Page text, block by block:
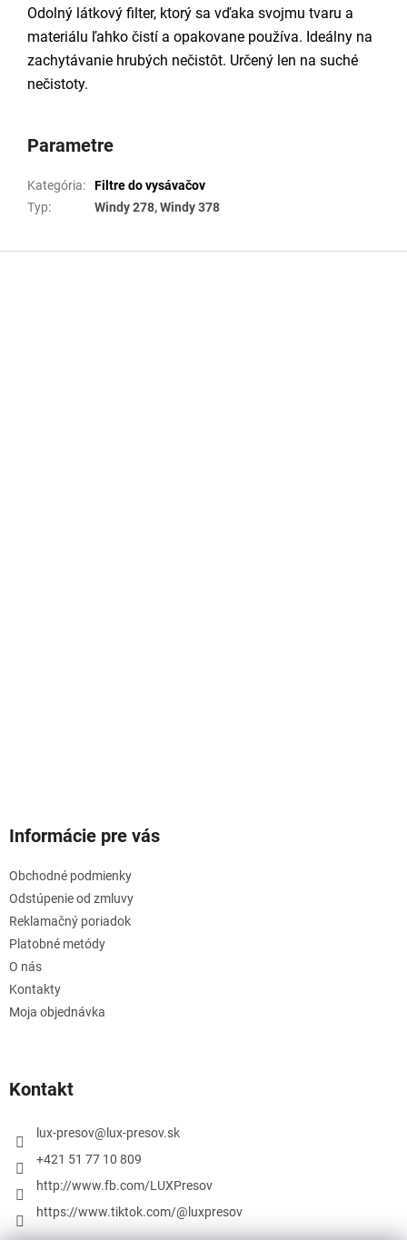
Odolný látkový filter, ktorý sa vďaka svojmu tvaru a
materiálu ľahko čistí a opakovane používa. Ideálny na
zachytávanie hrubých nečistôt. Určený len na suché
nečistoty.
Parametre
Kategória:
Filtre do vysávačov
Typ: Windy 278, Windy 378
Informácie pre vás
Obchodné podmienky
Odstúpenie od zmluvy
Reklamačný poriadok
Platobné metódy
O nás
Kontakty
Moja objednávka
Kontakt
lux-presov@ lux-presov.sk
+421 51 77 10 809
http://www.fb.com/LUXPresov
https://www.tiktok.com/@luxpresov